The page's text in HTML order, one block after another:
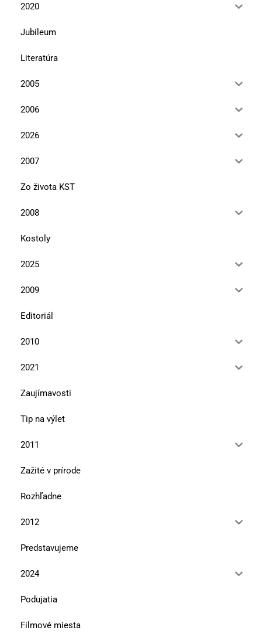
2020
Jubileum
Literatúra
2005
2006
2026
2007
Zo života KST
2008
Kostoly
2025
2009
Editoriál
2010
2021
Zaujímavosti
Tip na výlet
2011
Zažité v prírode
Rozhľadne
2012
Predstavujeme
2024
Podujatia
Filmové miesta